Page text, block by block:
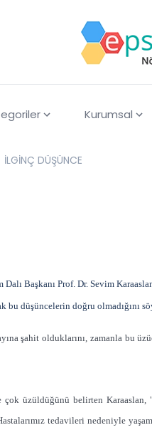
Kurumsal
İLGİNÇ DÜŞÜNCE
Başkanı Prof. Dr. Sevim
bu düşüncelerin doğru olmadığını
şahit olduklarını, zamanla bu
üzüldüğünü belirten Karaaslan,
tedavileri nedeniyle